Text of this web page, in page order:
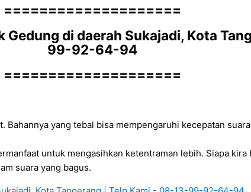
====================
di daerah Sukajadi, Kota
99-92-64-94
====================
Bahannya yang tebal bisa mempengaruhi kecepatan
untuk mengasihkan ketentraman lebih. Siapa
suara yang bagus.